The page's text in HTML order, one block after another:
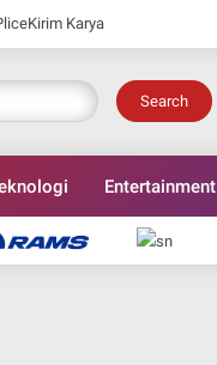
Kirim Karya
Search
Entertainment